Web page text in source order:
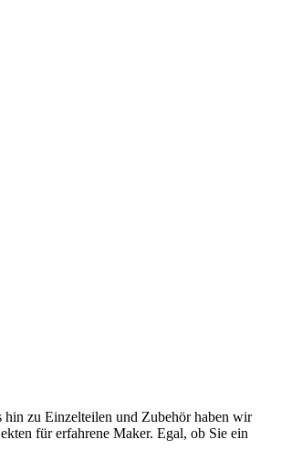
hin zu Einzelteilen und Zubehör haben wir
für erfahrene Maker. Egal, ob Sie ein